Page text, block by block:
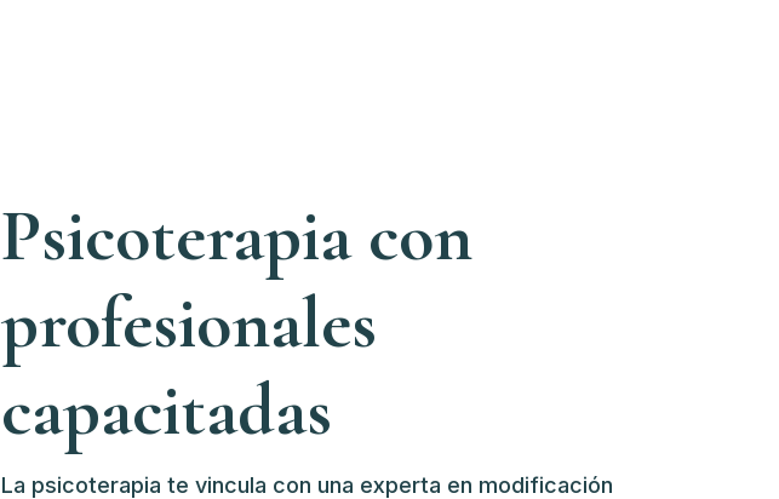
Psicoterapia con
profesionales
capacitadas
La psicoterapia te vincula con una experta en modificación